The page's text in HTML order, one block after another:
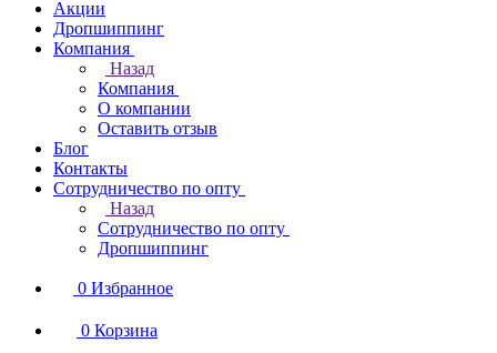
Акции
Дропшиппинг
Компания
Назад
Компания
О компании
Оставить отзыв
Блог
Контакты
Сотрудничество по опту
Назад
Сотрудничество по опту
Дропшиппинг
0 Избранное
0 Корзина